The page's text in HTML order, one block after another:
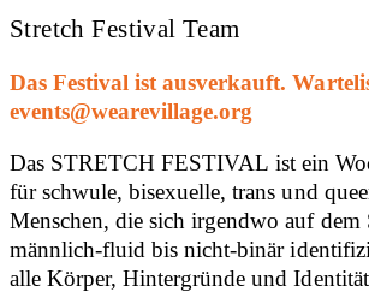
Stretch Festival Team
Das Festival ist ausverkauft.
events@wearevillage.org
Das STRETCH FESTIVAL ist ein
für schwule, bisexuelle, trans und
Menschen, die sich irgendwo auf
männlich-fluid bis nicht-binär
alle Körper, Hintergründe und